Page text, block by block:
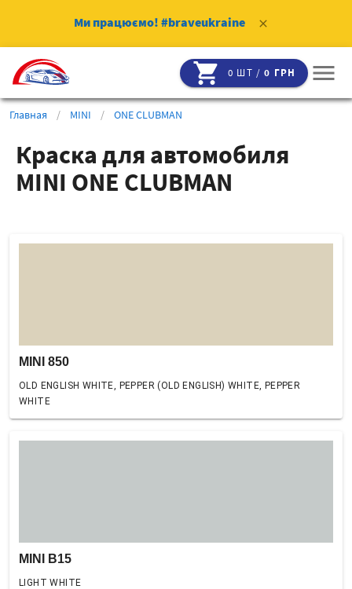
Ми працюємо! #braveukraine clear
shopping_cart 0 ШТ /0 ГРН menu
Главная / MINI / ONE CLUBMAN
Краска для автомобиля
MINI ONE CLUBMAN
MINI 850
OLD ENGLISH WHITE, PEPPER (OLD ENGLISH) WHITE, PEPPER
WHITE
MINI B15
LIGHT WHITE